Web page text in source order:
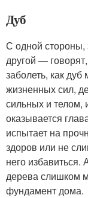
Дуб
С одной
другой —
заболеть, как
жизненных сил,
сильных и телом,
оказывается
испытает на
здоров или не
него избавиться.
дерева слишком
фундамент дома.